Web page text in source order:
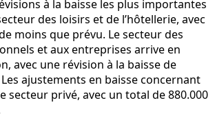
à la baisse les plus importantes
des loisirs et de l’hôtellerie, avec
moins que prévu. Le secteur des
et aux entreprises arrive en
avec une révision à la baisse de
ajustements en baisse concernant
secteur privé, avec un total de 880.000